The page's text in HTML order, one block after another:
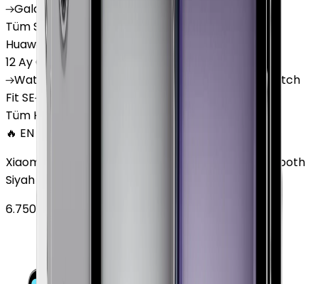
Galaxy
Watch8
Tüm Samsung Watch'lar
Huawei Watch
12 Ay Garanti
Watch
Watch
Fit SE
Watch
Tüm Huawei Watch'lar
🔥 EN ÇOK SATAN
Xiaomi Redmi Watch 3 Active Plastik 47mm Bluetooth
Siyah
6.750